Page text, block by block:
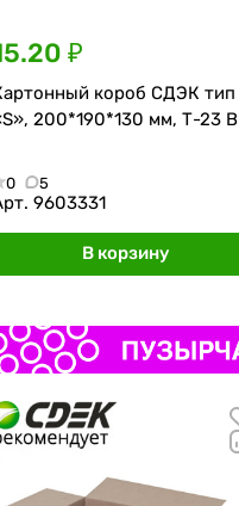
₽
короб СДЭК тип
200*190*130 мм, Т-23 В
0 5
9603331
В корзину